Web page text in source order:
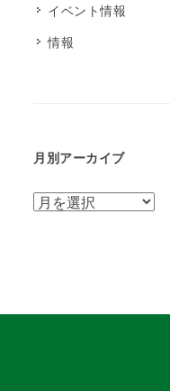
イベント情報
情報
月別アーカイブ
月
ブ